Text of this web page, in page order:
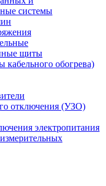
системы
щиты
обогрева)
отключения (УЗО)
электропитания